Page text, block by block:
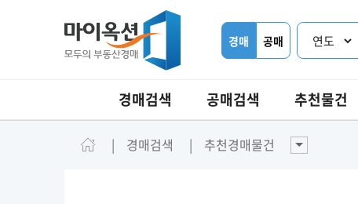
경매 공매
경매검색 공매검색 추천물건
경매검색 추천경매물건